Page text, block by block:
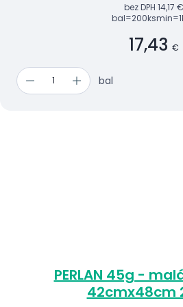
bez DPH 14,17 €
bal=200ks
17,43 €
bal
PERLAN 45g -
42cmx48cm